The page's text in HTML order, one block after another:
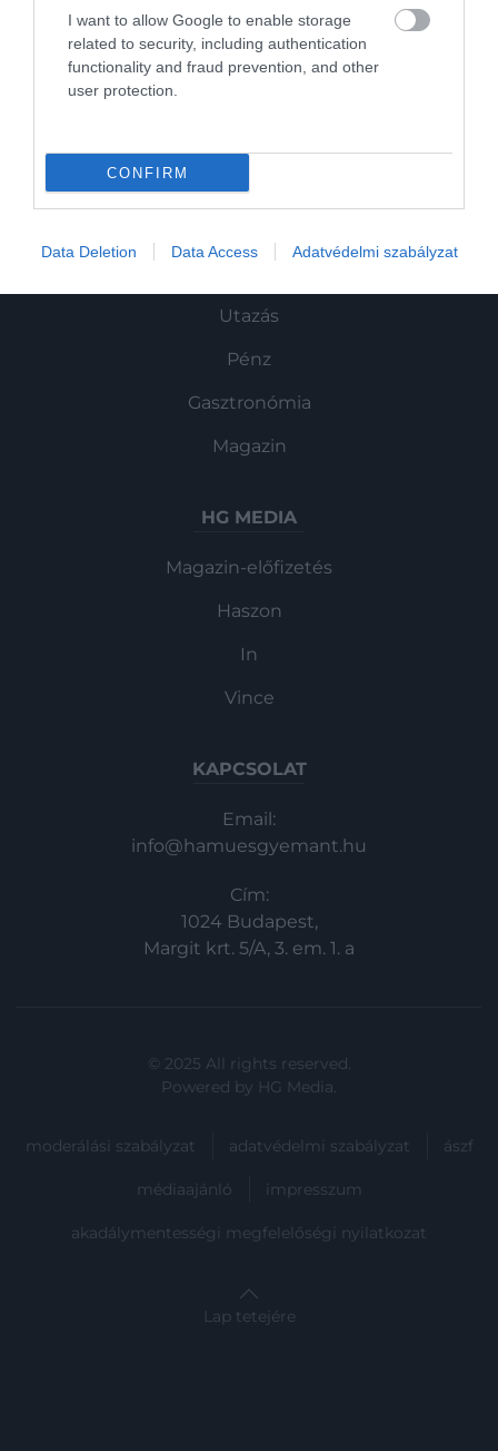
I want to allow Google to enable storage
related to security, including authentication
functionality and fraud prevention, and other
user protection.
CONFIRM
Data Deletion Data Access Adatvédelmi szabályzat
Művelődj, szórakozz, kíváncsiskodj, kóstolgass
és ismerd meg a Hamu és Gyémánt világát!
Utazás
Pénz
Gasztronómia
Magazin
HG MEDIA
Magazin-előfizetés
Haszon
In
Vince
KAPCSOLAT
Email:
info@hamuesgyemant.hu
Cím:
1024 Budapest,
Margit krt. 5/A, 3. em. 1. a
© 2025 All rights reserved.
Powered by HG Media.
moderálási szabályzat adatvédelmi szabályzat ászf
médiaajánló impresszum
akadálymentességi megfelelőségi nyilatkozat
Lap tetejére